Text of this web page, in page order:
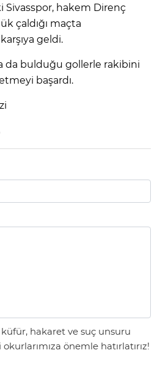
hakem Direnç
çaldığı maçta
geldi.
da bulduğu gollerle rakibini
başardı.
hakaret ve suç unsuru
önemle hatırlatırız!